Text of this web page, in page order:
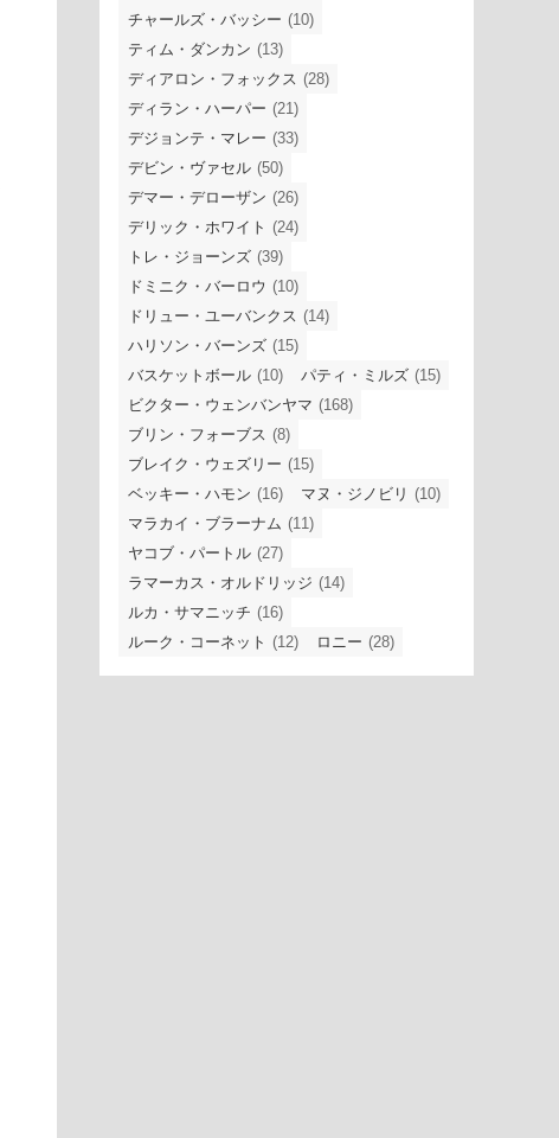
チャールズ・バッシー (10)
ティム・ダンカン (13)
ディアロン・フォックス (28)
ディラン・ハーパー (21)
デジョンテ・マレー (33)
デビン・ヴァセル (50)
デマー・デローザン (26)
デリック・ホワイト (24)
トレ・ジョーンズ (39)
ドミニク・バーロウ (10)
ドリュー・ユーバンクス (14)
ハリソン・バーンズ (15)
バスケットボール (10) パティ・ミルズ (15)
ビクター・ウェンバンヤマ (168)
ブリン・フォーブス (8)
ブレイク・ウェズリー (15)
ベッキー・ハモン (16) マヌ・ジノビリ (10)
マラカイ・ブラーナム (11)
ヤコブ・パートル (27)
ラマーカス・オルドリッジ (14)
ルカ・サマニッチ (16)
ルーク・コーネット (12) ロニー (28)